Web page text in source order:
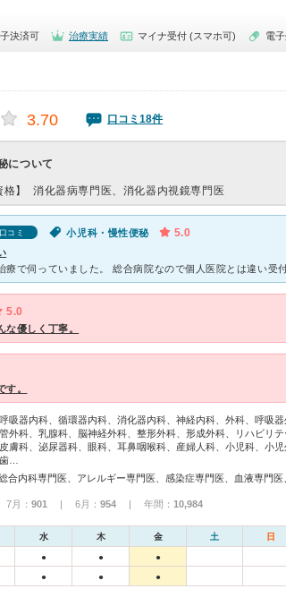
決済可 治療実績 マイナ受付 (スマホ可) 電
3.70 口コミ18件
について
】 消化器病専門医、消化器内視鏡専門医
コミ 小児科・慢性便秘 5.0
5.0
な優しく丁寧。
す。
吸器内科、循環器内科、消化器内科、神経内科、外科、呼吸器
外科、乳腺科、脳神経外科、整形外科、形成外科、リハビリテ
膚科、泌尿器科、眼科、耳鼻咽喉科、産婦人科、小児科、小児
…
月： 901 | 6月： 954 | 年間： 10,984
水 木 金 土 日
● ● ●
● ● ●